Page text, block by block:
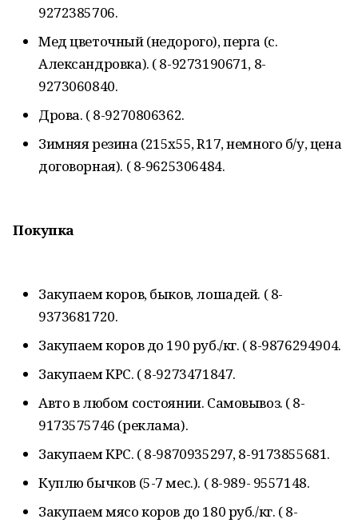
9272385706.
Мед цветочный (недорого), перга (с.
Александровка). ( 8-9273190671, 8-
9273060840.
Дрова. ( 8-9270806362.
Зимняя резина (215х55, R17, немного б/у, цена
договорная). ( 8-9625306484.
Покупка
Закупаем коров, быков, лошадей. ( 8-
9373681720.
Закупаем коров до 190 руб./кг. ( 8-9876294904.
Закупаем КРС. ( 8-9273471847.
Авто в любом состоянии. Самовывоз. ( 8-
9173575746 (реклама).
Закупаем КРС. ( 8-9870935297, 8-9173855681.
Куплю бычков (5-7 мес.). ( 8-989- 9557148.
Закупаем мясо коров до 180 руб./кг. ( 8-